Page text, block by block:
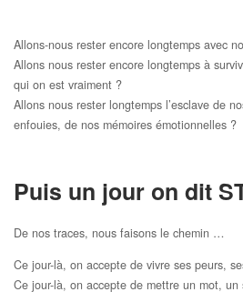
Allons-nous rester encore longtemps avec
Allons nous rester encore longtemps à
qui on est vraiment ?
Allons nous rester longtemps l’esclave de
enfouies, de nos mémoires émotionnelles ?
Puis un jour on dit
De nos traces, nous faisons le chemin …
Ce jour-là, on accepte de vivre ses peurs,
Ce jour-là, on accepte de mettre un mot,